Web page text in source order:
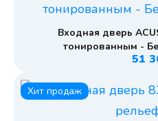
Входная дверь
тонированным -
51
Хит продаж